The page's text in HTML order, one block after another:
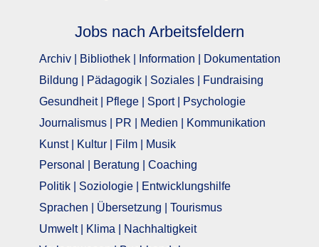
Jobs nach Arbeitsfeldern
Archiv | Bibliothek | Information | Dokumentation
Bildung | Pädagogik | Soziales | Fundraising
Gesundheit | Pflege | Sport | Psychologie
Journalismus | PR | Medien | Kommunikation
Kunst | Kultur | Film | Musik
Personal | Beratung | Coaching
Politik | Soziologie | Entwicklungshilfe
Sprachen | Übersetzung | Tourismus
Umwelt | Klima | Nachhaltigkeit